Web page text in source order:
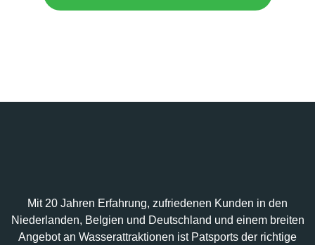
Mit 20 Jahren Erfahrung, zufriedenen Kunden in den
Niederlanden, Belgien und Deutschland und einem breiten
Angebot an Wasserattraktionen ist Patsports der richtige